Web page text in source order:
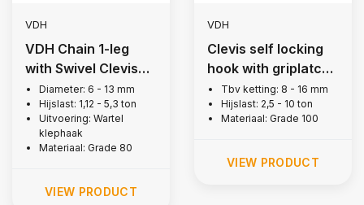
VDH
VDH Chain 1-leg
with Swivel Clevis
Hook, Grade 80
Diameter: 6 - 13 mm
Hijslast: 1,12 - 5,3 ton
Uitvoering: Wartel
klephaak
Materiaal: Grade 80
VIEW PRODUCT
VDH
Clevis self locking
hook with griplatch,
grade 100
Tbv ketting: 8 - 16 mm
Hijslast: 2,5 - 10 ton
Materiaal: Grade 100
VIEW PRODUCT